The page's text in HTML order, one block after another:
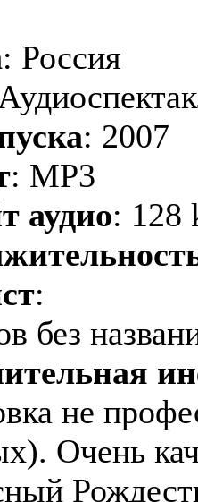
: Россия
: 2007
: MP3
аудио: 128
:
без
не
Очень